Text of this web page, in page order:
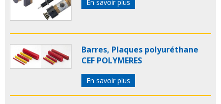
En savoir plus
Barres, Plaques polyuréthane
CEF POLYMERES
En savoir plus